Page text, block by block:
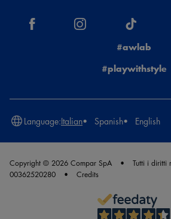
#awlab
#playwithstyle
Language:Italian Spanish English
Copyright © 2026 Compar SpA Tutti i diritti
00362520280
Credits